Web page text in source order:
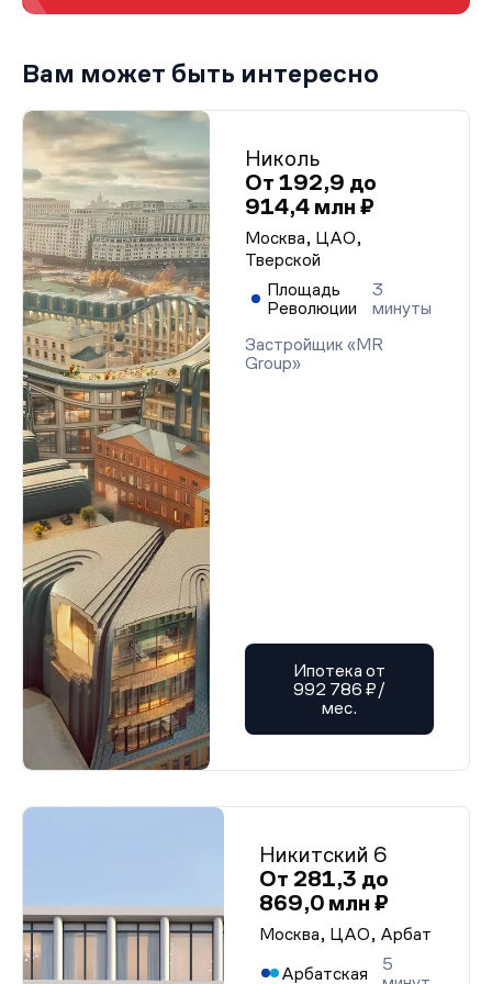
Вам может быть интересно
Николь
От 192,9 до
914,4 млн ₽
Москва, ЦАО,
Тверской
Площадь
Революции
3
минуты
Застройщик «MR
Group»
Ипотека от
992 786 ₽/
мес.
Никитский 6
От 281,3 до
869,0 млн ₽
Москва, ЦАО, Арбат
Арбатская
5